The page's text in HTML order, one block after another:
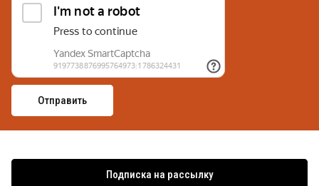
Подписка на рассылку